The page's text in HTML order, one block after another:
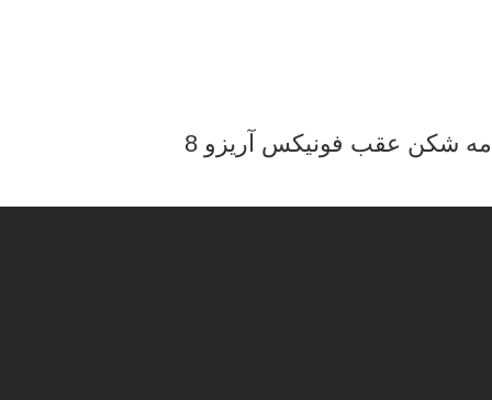
مه شکن عقب فونیکس آریزو 8